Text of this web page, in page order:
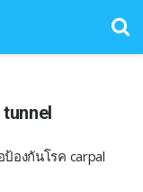
องกันโรค carpal